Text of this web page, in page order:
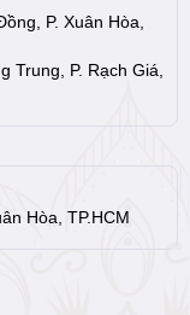
P. Xuân Hòa,
Trung, P. Rạch Giá,
Hòa, TP.HCM